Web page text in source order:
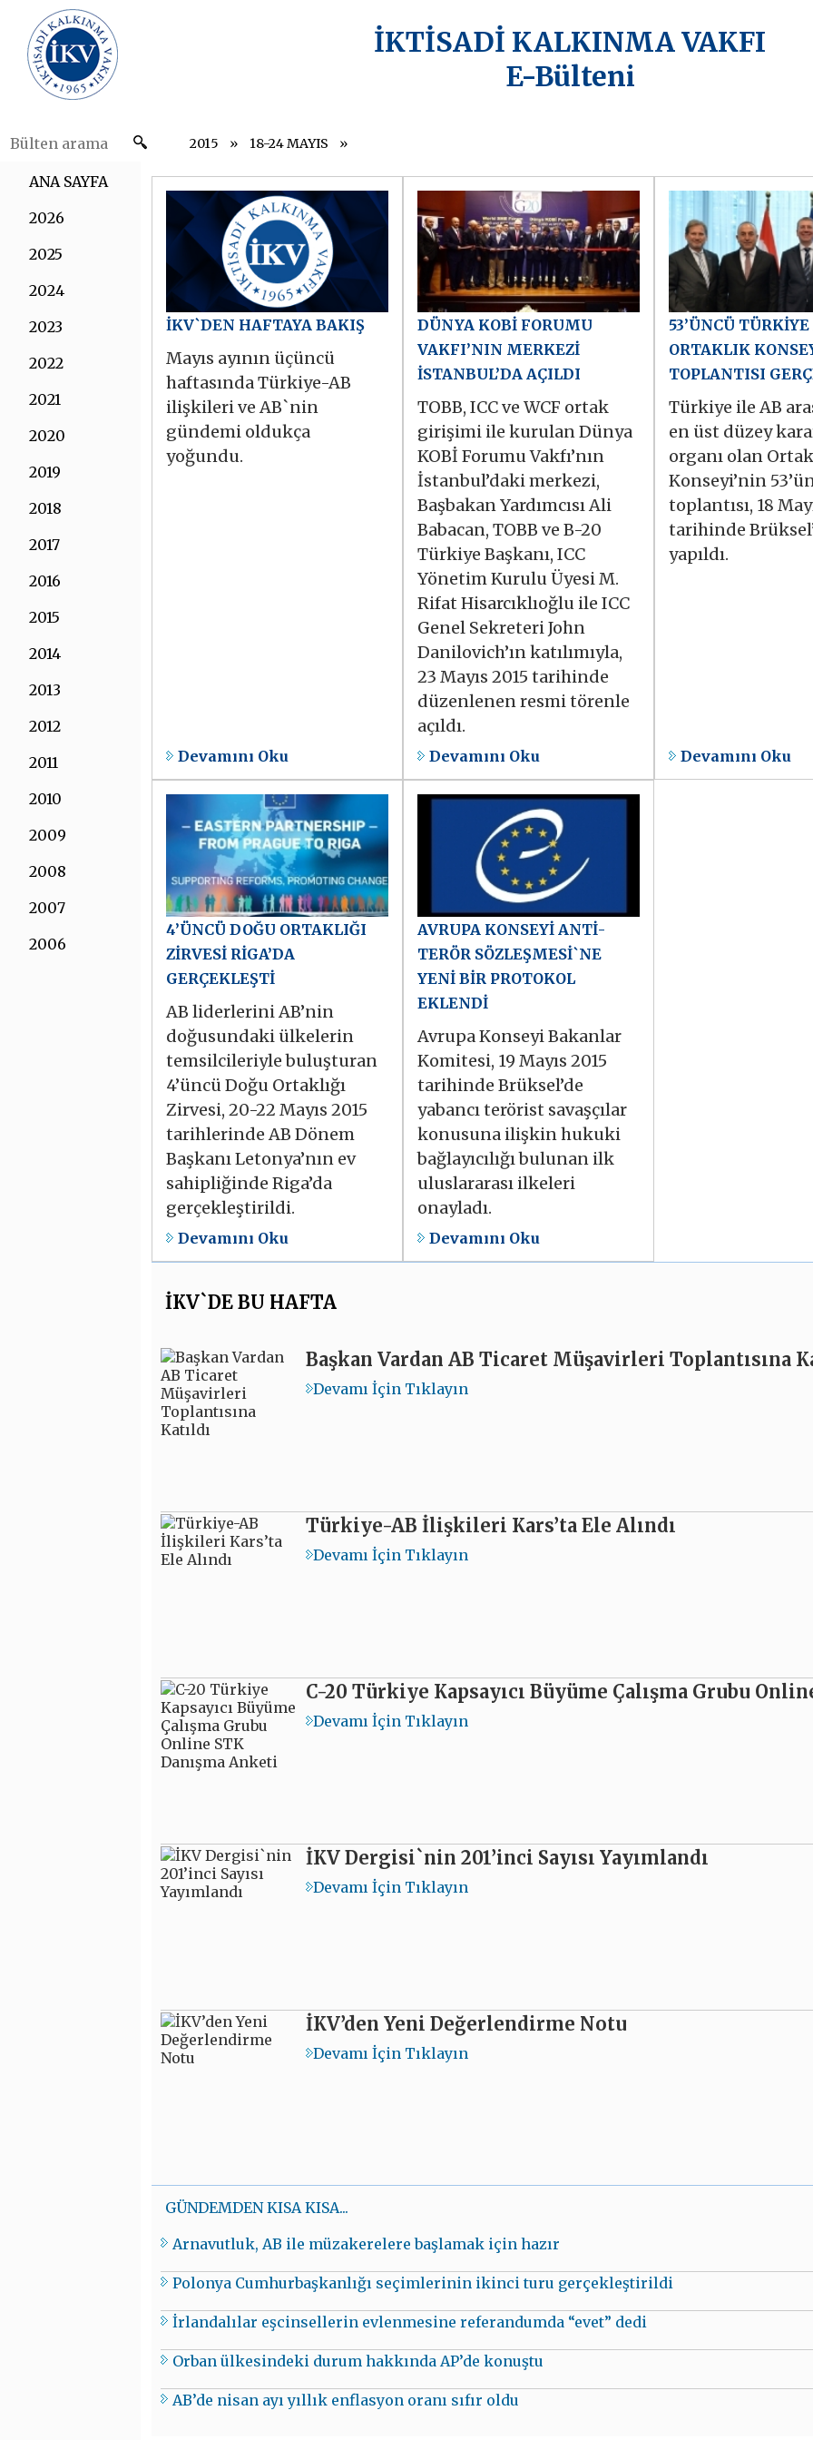
İKTİSADİ KALKINMA VAKFI
E-Bülteni
2015 18-24 MAYIS
ANA SAYFA
2026
2025
2024
2023
2022
2021
2020
2019
2018
2017
2016
2015
2014
2013
2012
2011
2010
2009
2008
2007
2006
İKV`DEN HAFTAYA BAKIŞ
Mayıs ayının üçüncü
haftasında Türkiye-AB
ilişkileri ve AB`nin
gündemi oldukça
yoğundu.
Devamını Oku
DÜNYA KOBİ FORUMU
VAKFI’NIN MERKEZİ
İSTANBUL’DA AÇILDI
TOBB, ICC ve WCF ortak
girişimi ile kurulan Dünya
KOBİ Forumu Vakfı’nın
İstanbul’daki merkezi,
Başbakan Yardımcısı Ali
Babacan, TOBB ve B-20
Türkiye Başkanı, ICC
Yönetim Kurulu Üyesi M.
Rifat Hisarcıklıoğlu ile ICC
Genel Sekreteri John
Danilovich’ın katılımıyla,
23 Mayıs 2015 tarihinde
düzenlenen resmi törenle
açıldı.
Devamını Oku
53’ÜNCÜ TÜRKİYE
ORTAKLIK
TOPLANTISI
Türkiye ile AB
en üst düzey
organı olan
Konseyi’nin
toplantısı, 18
tarihinde
yapıldı.
Devamını Oku
4’ÜNCÜ DOĞU ORTAKLIĞI
ZİRVESİ RİGA’DA
GERÇEKLEŞTİ
AB liderlerini AB’nin
doğusundaki ülkelerin
temsilcileriyle buluşturan
4’üncü Doğu Ortaklığı
Zirvesi, 20-22 Mayıs 2015
tarihlerinde AB Dönem
Başkanı Letonya’nın ev
sahipliğinde Riga’da
gerçekleştirildi.
Devamını Oku
AVRUPA KONSEYİ ANTİ-
TERÖR SÖZLEŞMESİ`NE
YENİ BİR PROTOKOL
EKLENDİ
Avrupa Konseyi Bakanlar
Komitesi, 19 Mayıs 2015
tarihinde Brüksel’de
yabancı terörist savaşçılar
konusuna ilişkin hukuki
bağlayıcılığı bulunan ilk
uluslararası ilkeleri
onayladı.
Devamını Oku
İKV`DE BU HAFTA
Başkan Vardan AB Ticaret Müşavirleri Toplantısına
Devamı İçin Tıklayın
Türkiye-AB İlişkileri Kars’ta Ele Alındı
Devamı İçin Tıklayın
C-20 Türkiye Kapsayıcı Büyüme Çalışma Grubu
Devamı İçin Tıklayın
İKV Dergisi`nin 201’inci Sayısı Yayımlandı
Devamı İçin Tıklayın
İKV’den Yeni Değerlendirme Notu
Devamı İçin Tıklayın
GÜNDEMDEN KISA KISA...
Arnavutluk, AB ile müzakerelere başlamak için hazır
Polonya Cumhurbaşkanlığı seçimlerinin ikinci turu gerçekleştirildi
İrlandalılar eşcinsellerin evlenmesine referandumda “evet” dedi
Orban ülkesindeki durum hakkında AP’de konuştu
AB’de nisan ayı yıllık enflasyon oranı sıfır oldu